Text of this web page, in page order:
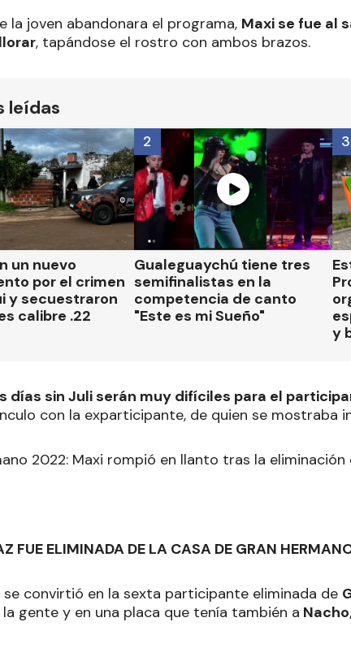
la joven abandonara el programa, Maxi se fue al
, tapándose el rostro con ambos brazos.
leídas
un nuevo
por el crimen
y secuestraron
calibre .22
Gualeguaychú tiene tres
semifinalistas en la
competencia de canto
"Este es mi Sueño"
2
y
3
días sin Juli serán muy difíciles para el
con la exparticipante, de quien se mostraba
FUE ELIMINADA DE LA CASA DE GRAN
se convirtió en la sexta participante eliminada de
gente y en una placa que tenía también a